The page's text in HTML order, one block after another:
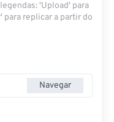
'Upload' para
para replicar a partir do
Navegar